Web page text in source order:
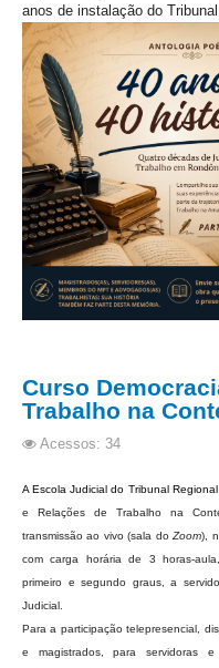
Plantão Judiciário
Cadastrar Processos
Listar Processos
Portal Conciliação
Inscrição para
grau
Perguntas
Eventos
Portal Execução
Portal dos
Pequeno Valor
Programa
Suspensão e
Busca Geral
Portal de Doações
Pesquisa de metas
anos de instalação do
Curso
Trabalho na
Acessos: 34
A Escola Judicial do Tribunal
e Relações de Trabalho na
transmissão ao vivo (sala doZoom),
com carga horária de 3 horas-
primeiro e segundo graus, a
Judicial.
Para a participação telepresencial,
e magistrados, para servidoras